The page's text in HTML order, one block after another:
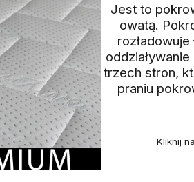
Jest to
owatą.
trzech stron,
praniu
Kliknij